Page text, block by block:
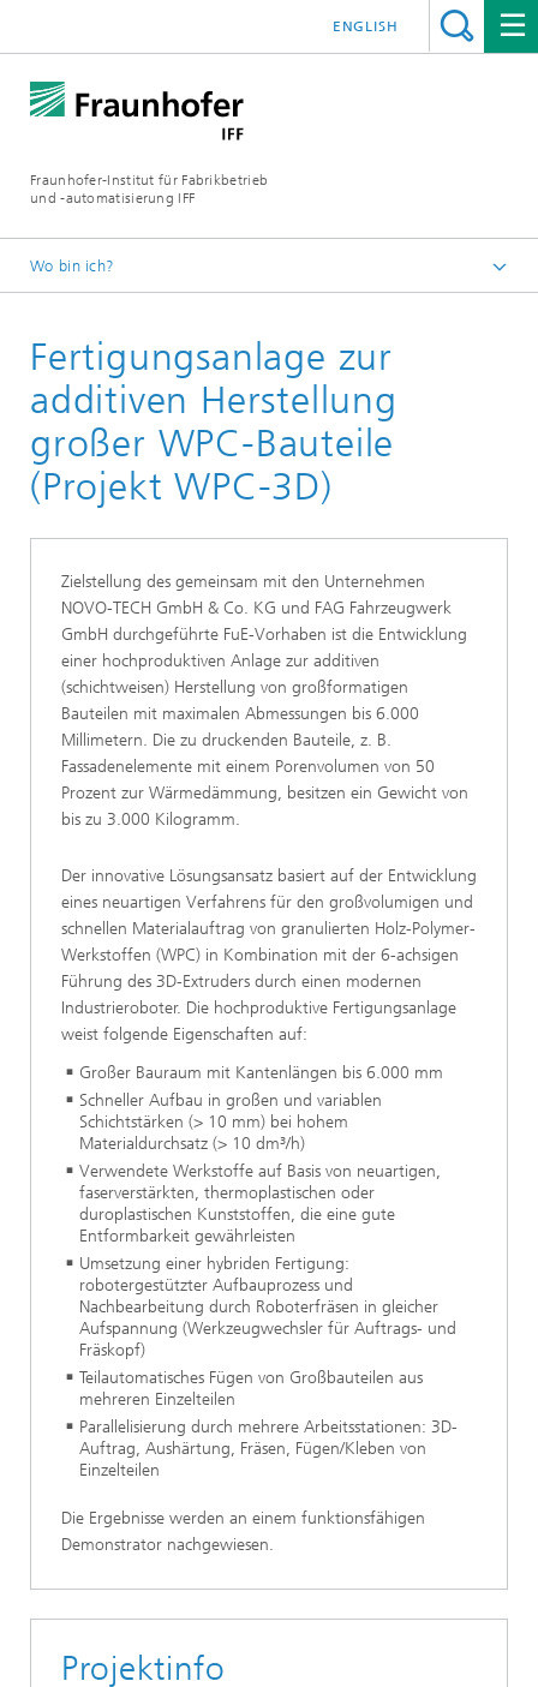
Fraunhofer-Institut für Fabrikbetrieb
und -automatisierung IFF
ENGLISH
Wo bin ich?
Über uns
Forschungsnetzwerke und Forschungsinitiativen
Fertigungsanlage zur
additiven Herstellung
großer WPC-Bauteile
(Projekt WPC-3D)
Zielstellung des gemeinsam mit den Unternehmen
NOVO-TECH GmbH & Co. KG und FAG Fahrzeugwerk
GmbH durchgeführte FuE-Vorhaben ist die Entwicklung
einer hochproduktiven Anlage zur additiven
(schichtweisen) Herstellung von großformatigen
Bauteilen mit maximalen Abmessungen bis 6.000
Millimetern. Die zu druckenden Bauteile, z. B.
Fassadenelemente mit einem Porenvolumen von 50
Prozent zur Wärmedämmung, besitzen ein Gewicht von
bis zu 3.000 Kilogramm.
Der innovative Lösungsansatz basiert auf der Entwicklung
eines neuartigen Verfahrens für den großvolumigen und
schnellen Materialauftrag von granulierten Holz-Polymer-
Werkstoffen (WPC) in Kombination mit der 6-achsigen
Führung des 3D-Extruders durch einen modernen
Industrieroboter. Die hochproduktive Fertigungsanlage
weist folgende Eigenschaften auf:
Großer Bauraum mit Kantenlängen bis 6.000 mm
Schneller Aufbau in großen und variablen
Schichtstärken (> 10 mm) bei hohem
Materialdurchsatz (> 10 dm³/h)
Verwendete Werkstoffe auf Basis von neuartigen,
faserverstärkten, thermoplastischen oder
duroplastischen Kunststoffen, die eine gute
Entformbarkeit gewährleisten
Umsetzung einer hybriden Fertigung:
robotergestützter Aufbauprozess und
Nachbearbeitung durch Roboterfräsen in gleicher
Aufspannung (Werkzeugwechsler für Auftrags- und
Fräskopf)
Teilautomatisches Fügen von Großbauteilen aus
mehreren Einzelteilen
Parallelisierung durch mehrere Arbeitsstationen: 3D-
Auftrag, Aushärtung, Fräsen, Fügen/Kleben von
Einzelteilen
Die Ergebnisse werden an einem funktionsfähigen
Demonstrator nachgewiesen.
Projektinfo